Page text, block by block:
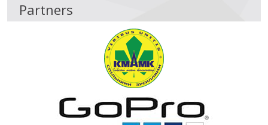
Partners